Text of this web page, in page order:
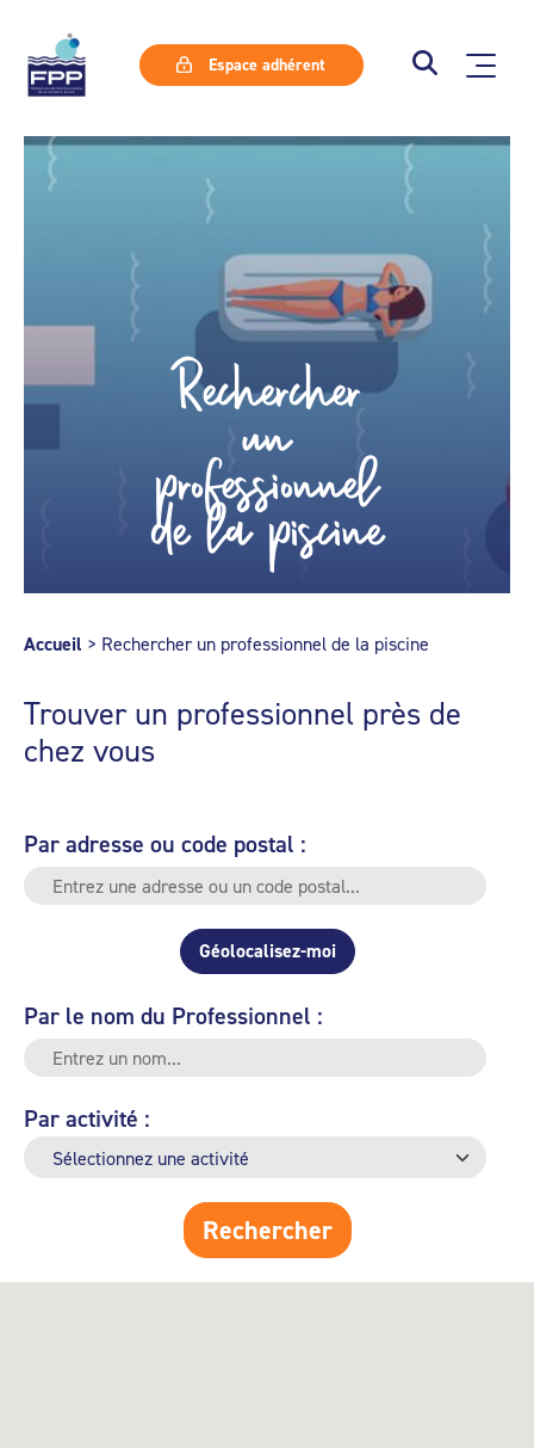
Espace adhérent
Rechercher
un
professionnel
de la piscine
Accueil > Rechercher un professionnel de la piscine
Trouver un professionnel près de
chez vous
Par adresse ou code postal :
Géolocalisez-moi
Par le nom du Professionnel :
Par activité :